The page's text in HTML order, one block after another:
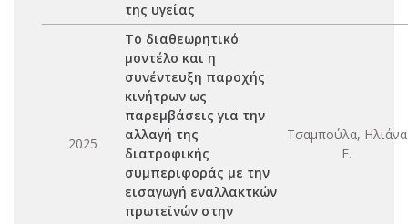
της υγείας
2025
Το διαθεωρητικό
μοντέλο και η
συνέντευξη παροχής
κινήτρων ως
παρεμβάσεις για την
αλλαγή της
διατροφικής
συμπεριφοράς με την
εισαγωγή εναλλακτκών
πρωτεϊνών στην
Τσαμπούλα, Ηλιάνα
Ε.